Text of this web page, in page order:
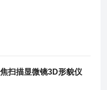
扫描显微镜3D形貌仪